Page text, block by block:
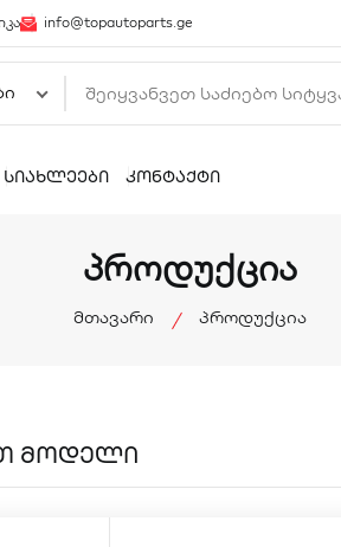
info@topautoparts.ge
სიახლეები კონტაქტი
პროდუქცია
მთავარი პროდუქცია
ᲛᲝᲓᲔᲚᲘ